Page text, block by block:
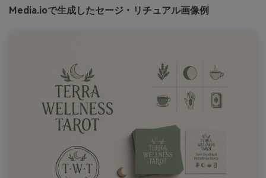
Media.ioで生成したセージ・リチュアル画像例